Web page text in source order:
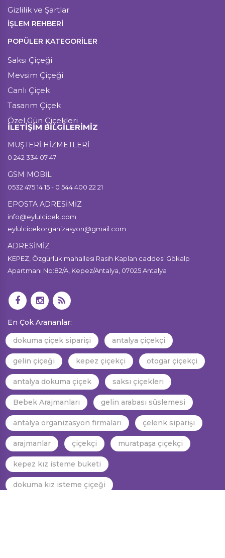
Gizlilik ve Şartlar
İŞLEM REHBERİ
POPÜLER KATEGORİLER
Saksı Çiçeği
Mevsim Çiçeği
Canlı Çiçek
Tasarım Çiçek
Özel Gün Çiçekleri
İLETİŞİM BİLGİLERİMİZ
MÜŞTERİ HİZMETLERİ
0 242 334 07 47
GSM MOBİL
0532 475 14 15 - 0 544 400 22 21
EPOSTA ADRESİMİZ
info@eylulcicek.com
eylulcicekorganizasyon@gmail.com
ADRESİMİZ
KEPEZ, Özgürlük mahallesi Rasih Kaplan caddesi Gökalp
Apartmanı No:82/A, Kepez/Antalya, 07025 Antalya
En Çok Arananlar:
dokuma çiçek siparişi
antalya çiçekçi
gelin çiçeği kepez çiçekçi otogar çiçekçi
antalya dokuma çiçek saksı çiçekleri
Bebek Arajmanları gelin arabası süslemesi
antalya organizasyon firmaları çelenk siparişi
arajmanlar çiçekçi muratpaşa çiçekçi
kepez kız isteme buketi
dokuma kız isteme çiçeği